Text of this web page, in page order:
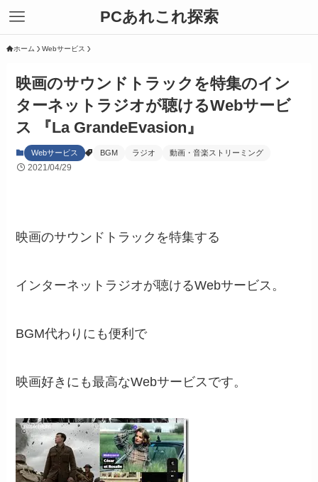
PCあれこれ探索
ホーム Webサービス
映画のサウンドトラックを特集のイン
ターネットラジオが聴けるWebサービ
ス 『La GrandeEvasion』
Webサービス BGM ラジオ 動画・音楽ストリーミング
2021/04/29
映画のサウンドトラックを特集する
インターネットラジオが聴けるWebサービス。
BGM代わりにも便利で
映画好きにも最高なWebサービスです。